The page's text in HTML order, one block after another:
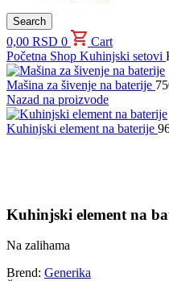
Search
0,00 RSD 0
Cart
Početna Shop Kuhinjski setovi
Mašina za šivenje na baterije
Nazad na proizvode
Kuhinjski element na baterije
Kuhinjski element na
Na zalihama
Brend: Generika